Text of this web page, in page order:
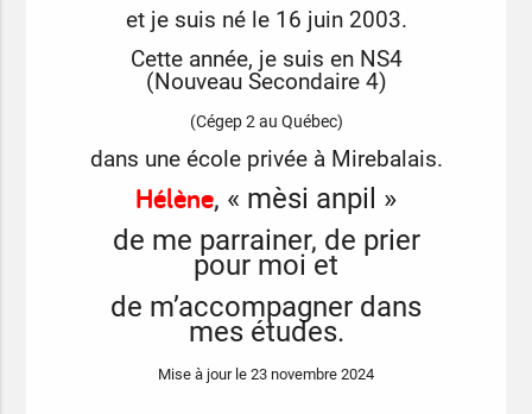
et je suis né le 16 juin 2003.
Cette année, je suis en NS4
(Nouveau Secondaire 4)
(Cégep 2 au Québec)
dans une école privée à Mirebalais.
Hélène, « mèsi anpil »
de me parrainer, de prier
pour moi et
de m’accompagner dans
mes études.
Mise à jour le 23 novembre 2024